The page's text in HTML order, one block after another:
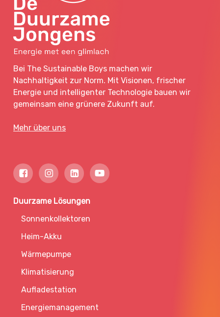
Bei The Sustainable Boys machen wir
Nachhaltigkeit zur Norm. Mit Visionen, frischer
Energie und intelligenter Technologie bauen wir
gemeinsam eine grünere Zukunft auf.
Mehr über uns
Duurzame Lösungen
Sonnenkollektoren
Heim-Akku
Wärmepumpe
Klimatisierung
Aufladestation
Energiemanagement